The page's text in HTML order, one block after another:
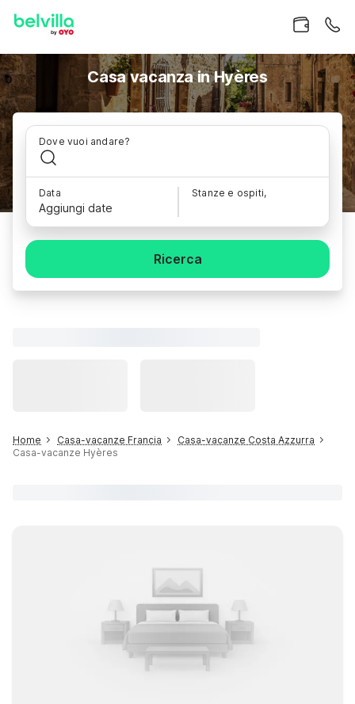
Casa vacanza in Hyères
Dove vuoi andare?
Data
Aggiungi date
Stanze e ospiti,
Ricerca
Home Casa-vacanze Francia
Casa-vacanze Costa Azzurra
Casa-vacanze Hyères